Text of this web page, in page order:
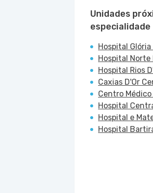
Unidades
especialidade
Hospital Glória
Hospital Norte
Hospital Rios
Caxias D'Or
Centro
Hospital
Hospital e
Hospital